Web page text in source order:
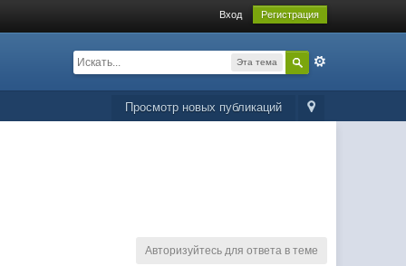
Вход Регистрация
Эта тема
Просмотр новых публикаций
Авторизуйтесь для ответа в теме